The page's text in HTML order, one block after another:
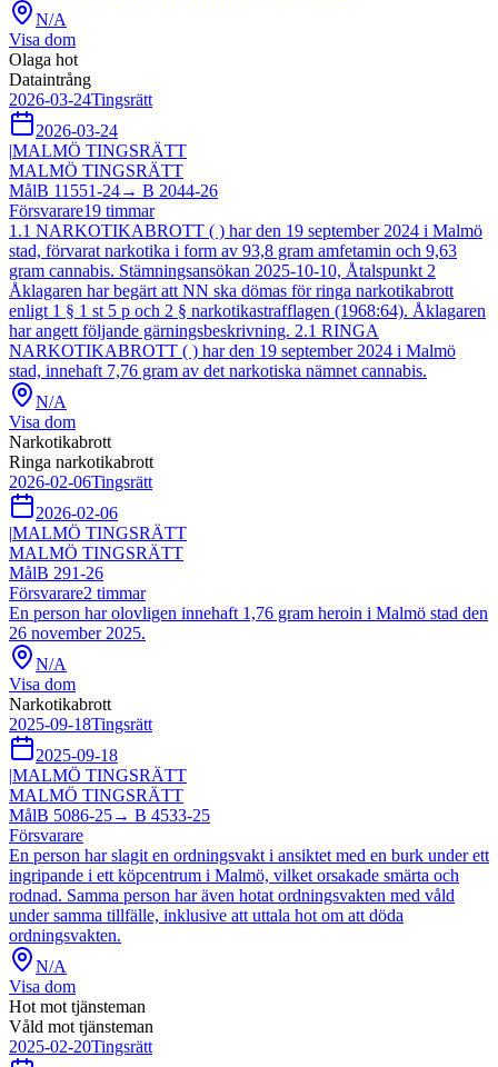
N/A
Visa dom
Olaga hot
Dataintrång
2026-03-24Tingsrätt
2026-03-24
|MALMÖ TINGSRÄTT
MALMÖ TINGSRÄTT
MålB 11551-24→ B 2044-26
Försvarare19 timmar
1.1 NARKOTIKABROTT ( ) har den 19 september 2024 i Malmö
stad, förvarat narkotika i form av 93,8 gram amfetamin och 9,63
gram cannabis. Stämningsansökan 2025-10-10, Åtalspunkt 2
Åklagaren har begärt att NN ska dömas för ringa narkotikabrott
enligt 1 § 1 st 5 p och 2 § narkotikastrafflagen (1968:64). Åklagaren
har angett följande gärningsbeskrivning. 2.1 RINGA
NARKOTIKABROTT ( ) har den 19 september 2024 i Malmö
stad, innehaft 7,76 gram av det narkotiska nämnet cannabis.
N/A
Visa dom
Narkotikabrott
Ringa narkotikabrott
2026-02-06Tingsrätt
2026-02-06
|MALMÖ TINGSRÄTT
MALMÖ TINGSRÄTT
MålB 291-26
Försvarare2 timmar
En person har olovligen innehaft 1,76 gram heroin i Malmö stad den
26 november 2025.
N/A
Visa dom
Narkotikabrott
2025-09-18Tingsrätt
2025-09-18
|MALMÖ TINGSRÄTT
MALMÖ TINGSRÄTT
MålB 5086-25→ B 4533-25
Försvarare
En person har slagit en ordningsvakt i ansiktet med en burk under ett
ingripande i ett köpcentrum i Malmö, vilket orsakade smärta och
rodnad. Samma person har även hotat ordningsvakten med våld
under samma tillfälle, inklusive att uttala hot om att döda
ordningsvakten.
N/A
Visa dom
Hot mot tjänsteman
Våld mot tjänsteman
2025-02-20Tingsrätt